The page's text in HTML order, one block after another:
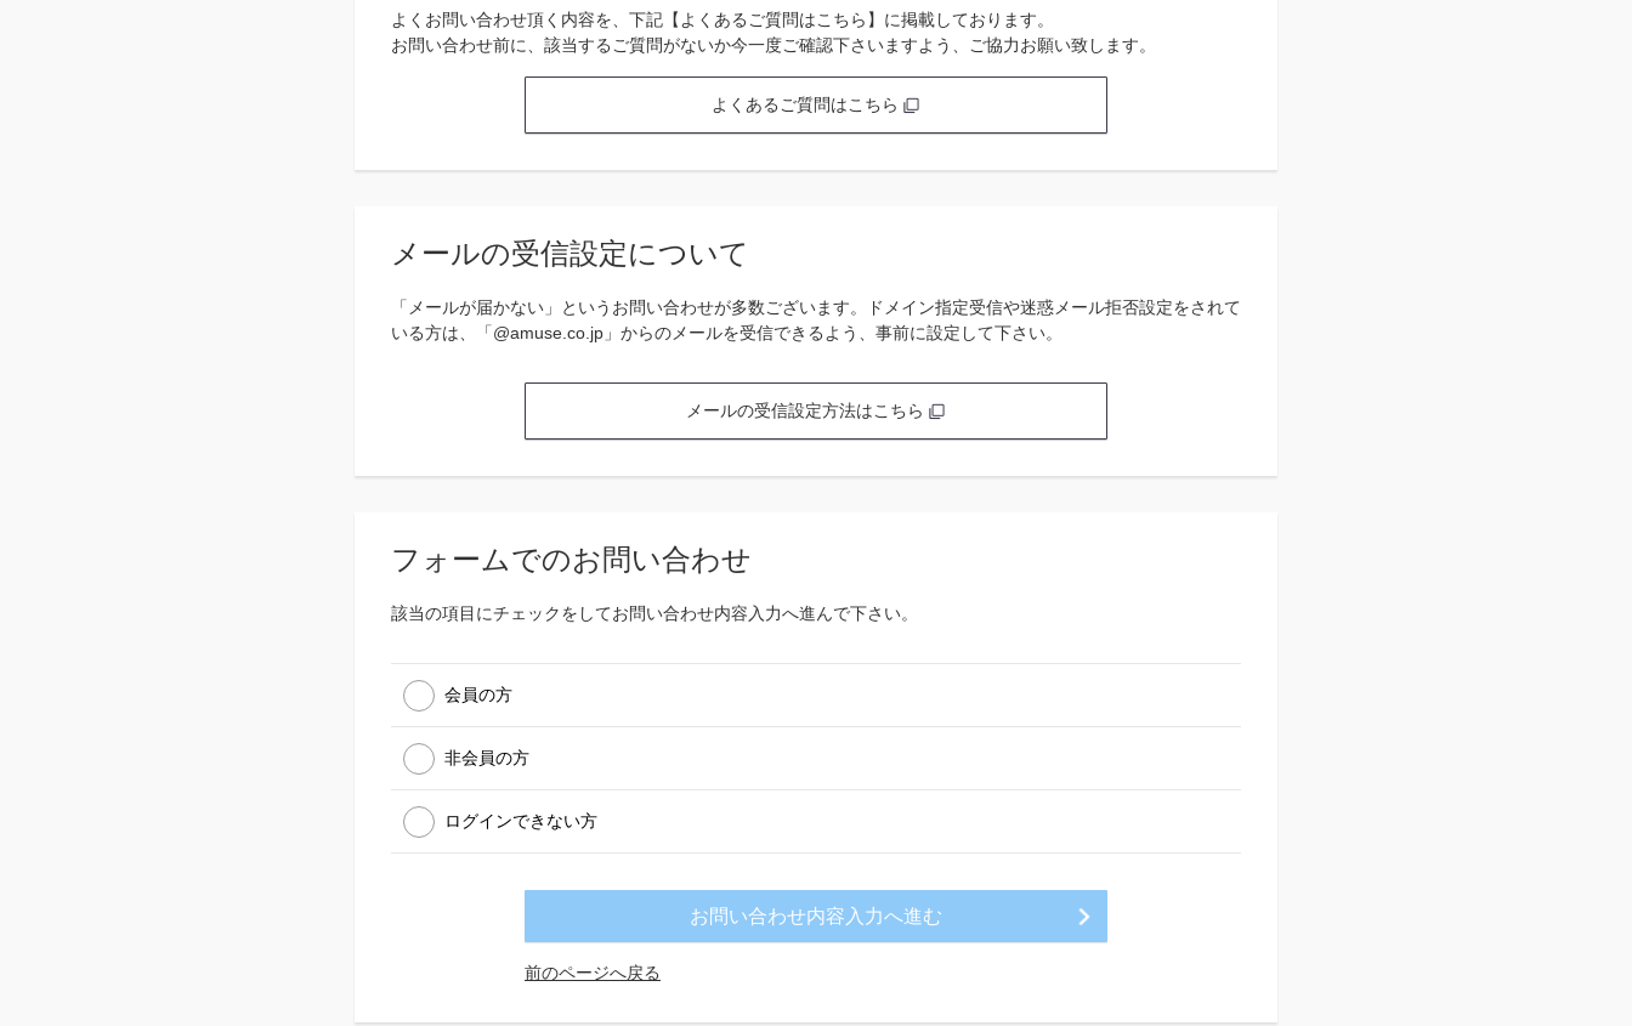
よくお問い合わせ頂く内容を、下記【よくあるご質問はこちら】に掲載しております。
お問い合わせ前に、該当するご質問がないか今一度ご確認下さいますよう、ご協力お願い致します。
よくあるご質問はこちら
メールの受信設定について
「メールが届かない」というお問い合わせが多数ございます。ドメイン指定受信や迷惑メール拒否設定をされて
いる方は、「@amuse.co.jp」からのメールを受信できるよう、事前に設定して下さい。
メールの受信設定方法はこちら
フォームでのお問い合わせ
該当の項目にチェックをしてお問い合わせ内容入力へ進んで下さい。
会員の方
非会員の方
ログインできない方
前のページへ戻る